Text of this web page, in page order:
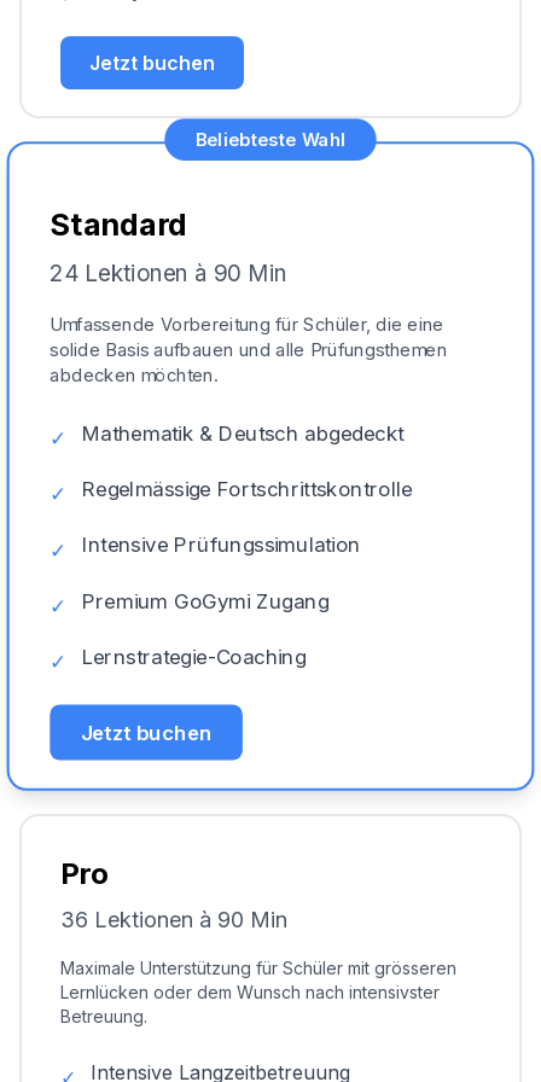
Jetzt buchen
Beliebteste Wahl
Standard
24 Lektionen à 90 Min
Umfassende Vorbereitung für Schüler, die eine
solide Basis aufbauen und alle Prüfungsthemen
abdecken möchten.
✓ Mathematik & Deutsch abgedeckt
✓ Regelmässige Fortschrittskontrolle
✓ Intensive Prüfungssimulation
✓ Premium GoGymi Zugang
✓ Lernstrategie-Coaching
Jetzt buchen
Pro
36 Lektionen à 90 Min
Maximale Unterstützung für Schüler mit grösseren
Lernlücken oder dem Wunsch nach intensivster
Betreuung.
✓ Intensive Langzeitbetreuung